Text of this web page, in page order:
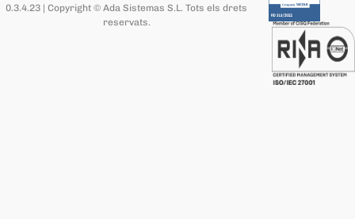
0.3.4.23 | Copyright © Ada Sistemas S.L.Tots els drets
reservats.